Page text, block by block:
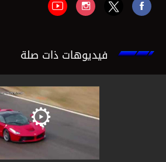
فيديوهات ذات صلة